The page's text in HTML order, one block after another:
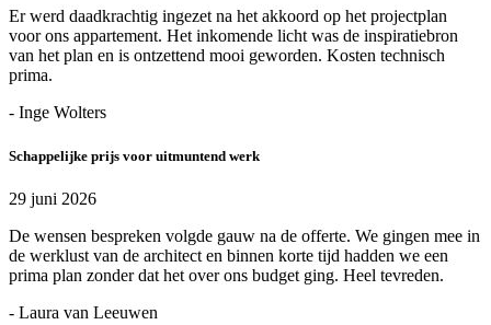
Er werd daadkrachtig ingezet na het akkoord op het projectplan
voor ons appartement. Het inkomende licht was de inspiratiebron
van het plan en is ontzettend mooi geworden. Kosten technisch
prima.
- Inge Wolters
Schappelijke prijs voor uitmuntend werk
29 juni 2026
De wensen bespreken volgde gauw na de offerte. We gingen mee in
de werklust van de architect en binnen korte tijd hadden we een
prima plan zonder dat het over ons budget ging. Heel tevreden.
- Laura van Leeuwen